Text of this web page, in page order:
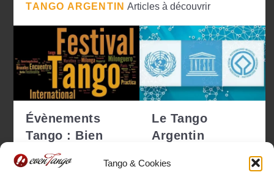
Tango & Cookies
TANGO ARGENTIN Articles à découvrir
Évènements
Tango : Bien
choisir pour ne
pas se tro...
Le Tango
Argentin
Patrimoine